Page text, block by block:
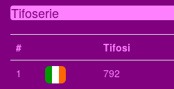
Tifoserie
# Tifosi
1
792